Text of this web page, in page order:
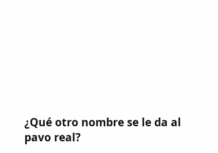
¿Qué otro nombre se le da al
pavo real?